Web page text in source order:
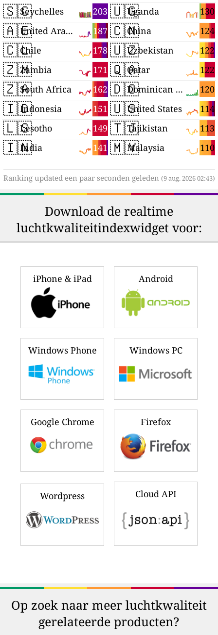
🇸🇨 203
Seychelles
🇦🇪 187
United Arab Emirates
🇨🇱 178
Chile
🇿🇲 171
Zambia
🇿🇦 162
South Africa
🇮🇩 151
Indonesia
🇱🇸 149
Lesotho
🇮🇳 141
India
🇺🇬 130
Uganda
🇨🇳 124
China
🇺🇿 122
Uzbekistan
🇶🇦 122
Qatar
🇩🇴 120
Dominican Republic
🇺🇸 114
United States
🇹🇯 113
Tajikistan
🇲🇾 110
Malaysia
Ranking updated een paar seconden geleden (9 aug. 2026 02:43)
Download de realtime
luchtkwaliteitindexwidget voor:
iPhone & iPad Android
Windows Phone Windows PC
Google Chrome Firefox
Wordpress Cloud API
Op zoek naar meer luchtkwaliteit
gerelateerde producten?